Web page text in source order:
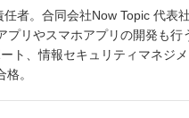
者。合同会社Now Topic 代表
プリやスマホアプリの開発も
ト、情報セキュリティマネジ
。